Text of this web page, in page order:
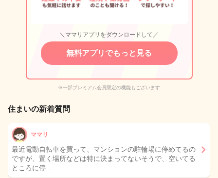
＼ママリアプリをダウンロードして／
無料アプリでもっと見る
※一部プレミアム会員限定の機能もございます
住まいの新着質問
ママリ
最近電動自転車を買って、マンションの駐輪場に停めてるの
ですが、置く場所などは特に決まってないそうで、空いてる
ところに停…